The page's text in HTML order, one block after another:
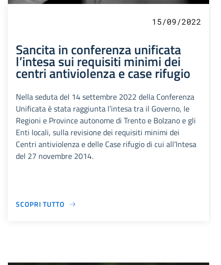
15/09/2022
Sancita in conferenza unificata
l’intesa sui requisiti minimi dei
centri antiviolenza e case rifugio
Nella seduta del 14 settembre 2022 della Conferenza
Unificata è stata raggiunta l’intesa tra il Governo, le
Regioni e Province autonome di Trento e Bolzano e gli
Enti locali, sulla revisione dei requisiti minimi dei
Centri antiviolenza e delle Case rifugio di cui all’Intesa
del 27 novembre 2014.
SCOPRI TUTTO